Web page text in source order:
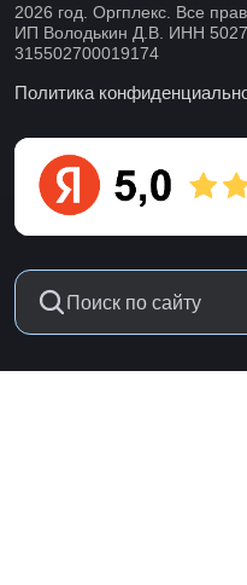
2026 год. Оргплекс. Все
ИП Володькин Д.В. ИНН
315502700019174
Политика